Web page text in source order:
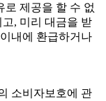
로 제공을 할 수 없
, 미리 대금을 받
내에 환급하거나
소비자보호에 관